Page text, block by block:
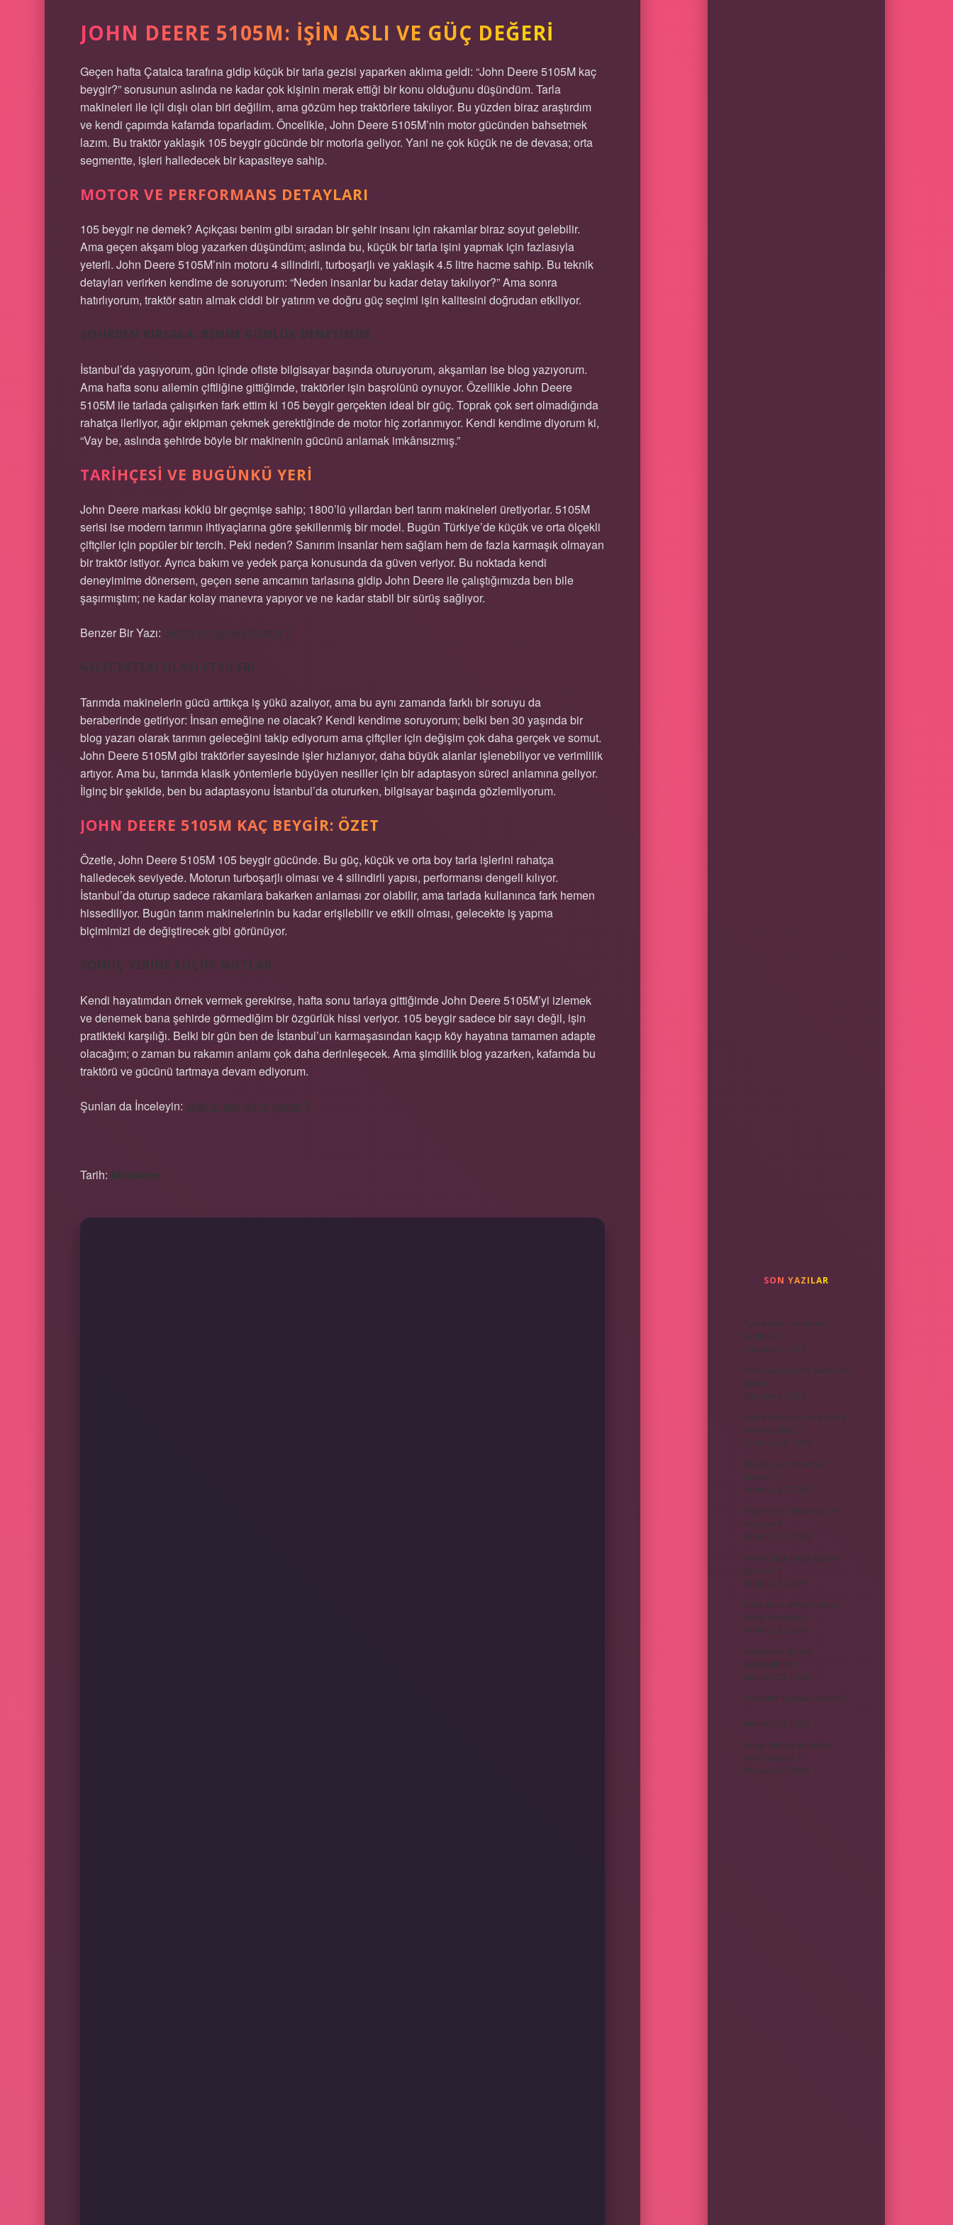
JOHN DEERE 5105M: İŞIN ASLI VE GÜÇ DEĞERI
Geçen hafta Çatalca tarafına gidip küçük bir tarla gezisi yaparken aklıma geldi: “John Deere 5105M kaç
beygir?” sorusunun aslında ne kadar çok kişinin merak ettiği bir konu olduğunu düşündüm. Tarla
makineleri ile içli dışlı olan biri değilim, ama gözüm hep traktörlere takılıyor. Bu yüzden biraz araştırdım
ve kendi çapımda kafamda toparladım. Öncelikle, John Deere 5105M’nin motor gücünden bahsetmek
lazım. Bu traktör yaklaşık 105 beygir gücünde bir motorla geliyor. Yani ne çok küçük ne de devasa; orta
segmentte, işleri halledecek bir kapasiteye sahip.
MOTOR VE PERFORMANS DETAYLARI
105 beygir ne demek? Açıkçası benim gibi sıradan bir şehir insanı için rakamlar biraz soyut gelebilir.
Ama geçen akşam blog yazarken düşündüm; aslında bu, küçük bir tarla işini yapmak için fazlasıyla
yeterli. John Deere 5105M’nin motoru 4 silindirli, turboşarjlı ve yaklaşık 4.5 litre hacme sahip. Bu teknik
detayları verirken kendime de soruyorum: “Neden insanlar bu kadar detay takılıyor?” Ama sonra
hatırlıyorum, traktör satın almak ciddi bir yatırım ve doğru güç seçimi işin kalitesini doğrudan etkiliyor.
ŞEHIRDEN KIRSALA: BENIM GÜNLÜK DENEYIMIM
İstanbul’da yaşıyorum, gün içinde ofiste bilgisayar başında oturuyorum, akşamları ise blog yazıyorum.
Ama hafta sonu ailemin çiftliğine gittiğimde, traktörler işin başrolünü oynuyor. Özellikle John Deere
5105M ile tarlada çalışırken fark ettim ki 105 beygir gerçekten ideal bir güç. Toprak çok sert olmadığında
rahatça ilerliyor, ağır ekipman çekmek gerektiğinde de motor hiç zorlanmıyor. Kendi kendime diyorum ki,
“Vay be, aslında şehirde böyle bir makinenin gücünü anlamak imkânsızmış.”
TARIHÇESI VE BUGÜNKÜ YERI
John Deere markası köklü bir geçmişe sahip; 1800’lü yıllardan beri tarım makineleri üretiyorlar. 5105M
serisi ise modern tarımın ihtiyaçlarına göre şekillenmiş bir model. Bugün Türkiye’de küçük ve orta ölçekli
çiftçiler için popüler bir tercih. Peki neden? Sanırım insanlar hem sağlam hem de fazla karmaşık olmayan
bir traktör istiyor. Ayrıca bakım ve yedek parça konusunda da güven veriyor. Bu noktada kendi
deneyimime dönersem, geçen sene amcamın tarlasına gidip John Deere ile çalıştığımızda ben bile
şaşırmıştım; ne kadar kolay manevra yapıyor ve ne kadar stabil bir sürüş sağlıyor.
Benzer Bir Yazı: Jehati ne demek Kürtçe ?
GELECEKTEKI OLASI ETKILERI
Tarımda makinelerin gücü arttıkça iş yükü azalıyor, ama bu aynı zamanda farklı bir soruyu da
beraberinde getiriyor: İnsan emeğine ne olacak? Kendi kendime soruyorum; belki ben 30 yaşında bir
blog yazarı olarak tarımın geleceğini takip ediyorum ama çiftçiler için değişim çok daha gerçek ve somut.
John Deere 5105M gibi traktörler sayesinde işler hızlanıyor, daha büyük alanlar işlenebiliyor ve verimlilik
artıyor. Ama bu, tarımda klasik yöntemlerle büyüyen nesiller için bir adaptasyon süreci anlamına geliyor.
İlginç bir şekilde, ben bu adaptasyonu İstanbul’da otururken, bilgisayar başında gözlemliyorum.
JOHN DEERE 5105M KAÇ BEYGIR: ÖZET
Özetle, John Deere 5105M 105 beygir gücünde. Bu güç, küçük ve orta boy tarla işlerini rahatça
halledecek seviyede. Motorun turboşarjlı olması ve 4 silindirli yapısı, performansı dengeli kılıyor.
İstanbul’da oturup sadece rakamlara bakarken anlaması zor olabilir, ama tarlada kullanınca fark hemen
hissediliyor. Bugün tarım makinelerinin bu kadar erişilebilir ve etkili olması, gelecekte iş yapma
biçimimizi de değiştirecek gibi görünüyor.
SONUÇ YERINE KÜÇÜK NOTLAR
Kendi hayatımdan örnek vermek gerekirse, hafta sonu tarlaya gittiğimde John Deere 5105M’yi izlemek
ve denemek bana şehirde görmediğim bir özgürlük hissi veriyor. 105 beygir sadece bir sayı değil, işin
pratikteki karşılığı. Belki bir gün ben de İstanbul’un karmaşasından kaçıp köy hayatına tamamen adapte
olacağım; o zaman bu rakamın anlamı çok daha derinleşecek. Ama şimdilik blog yazarken, kafamda bu
traktörü ve gücünü tartmaya devam ediyorum.
Şunları da İnceleyin: Jilet izi kaç güne geçer ?
Tarih: Makaleler
SON YAZILAR
Ayrılık acısı ne zaman
hafifletilir ?
Ağustos 5, 2026
Arabaya kaç kere pasta cila
yapılır ?
Ağustos 4, 2026
Altın kahve saç rengi hangi
tenlere yakışır ?
Temmuz 30, 2026
Rüyada ayı saldırması
Diyanet ?
Temmuz 27, 2026
Ergenlikte 1 yılda kaç cm
boy uzar ?
Temmuz 25, 2026
Göbek bağı hangi ağaca
gömülür ?
Temmuz 4, 2026
Elma satın alırken nelere
dikkat etmeliyiz ?
Temmuz 1, 2026
Amasra bir günde
gezilebilir mi ?
Haziran 30, 2026
Doneptin faydaları nelerdir
?
Haziran 20, 2026
Hangi altında satarken
zarar edilmez ?
Haziran 17, 2026